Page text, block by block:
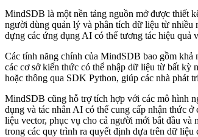
MindSDB là một nền tảng nguồn mở được thiết
người dùng quản lý và phân tích dữ liệu từ nhiều
dựng các ứng dụng AI có thể tương tác hiệu quả
Các tính năng chính của MindSDB bao gồm
các cơ sở kiến ​​thức có thể nhập dữ liệu từ bất kỳ
hoặc thông qua SDK Python, giúp các nhà phát
MindSDB cũng hỗ trợ tích hợp với các mô hình
dụng và tác nhân AI có thể cung cấp nhận thức
liệu vector, phục vụ cho cả người mới bắt đầu
trong các quy trình ra quyết định dựa trên dữ liệu